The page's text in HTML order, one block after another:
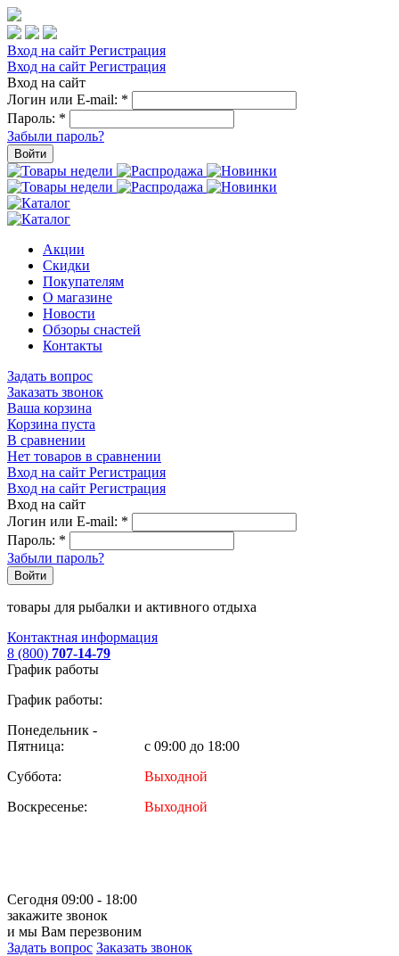
Вход на сайт Регистрация
Вход на сайт Регистрация
Вход на сайт
Логин или E-mail: *
Пароль: *
Забыли пароль?
Войти
Акции
Скидки
Покупателям
О магазине
Новости
Обзоры снастей
Контакты
Задать вопрос
Заказать звонок
Ваша корзина
Корзина пуста
В сравнении
Нет товаров в сравнении
Вход на сайт Регистрация
Вход на сайт Регистрация
Вход на сайт
Логин или E-mail: *
Пароль: *
Забыли пароль?
Войти
товары для рыбалки и активного отдыха
Контактная информация
8 (800) 707-14-79
График работы
График работы:
Понедельник -
Пятница:
с 09:00 до 18:00
Суббота:
Выходной
Воскресенье:
Выходной
Сегодня 09:00 - 18:00
закажите звонок
и мы Вам перезвоним
Задать вопрос Заказать звонок